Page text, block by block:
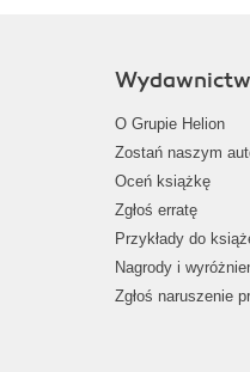
O Grupie Helion
Zostań naszym
Oceń książkę
Zgłoś erratę
Przykłady do
Nagrody i
Zgłoś naruszenie